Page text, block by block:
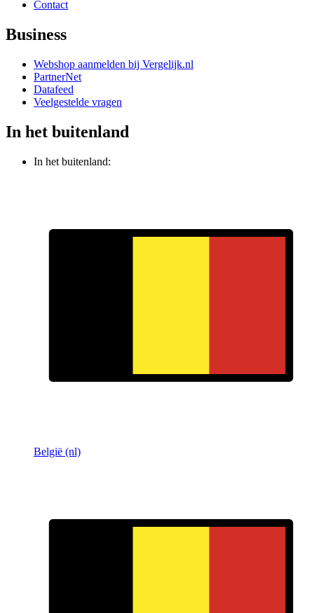
Contact
Business
Webshop aanmelden bij Vergelijk.nl
PartnerNet
Datafeed
Veelgestelde vragen
In het buitenland
In het buitenland:
België (nl)